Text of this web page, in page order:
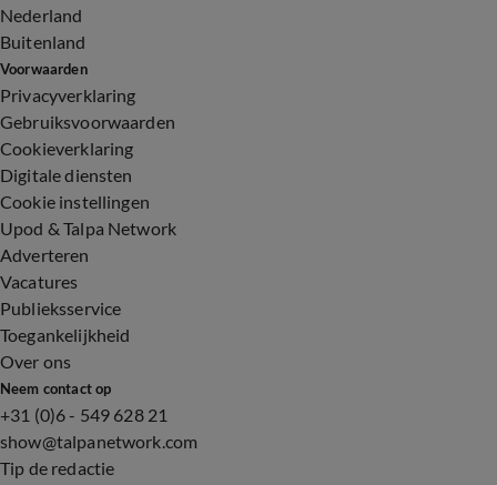
Nederland
Buitenland
Voorwaarden
Privacyverklaring
Gebruiksvoorwaarden
Cookieverklaring
Digitale diensten
Cookie instellingen
Upod & Talpa Network
Adverteren
Vacatures
Publieksservice
Toegankelijkheid
Over ons
Neem contact op
+31 (0)6 - 549 628 21
show@talpanetwork.com
Tip de redactie